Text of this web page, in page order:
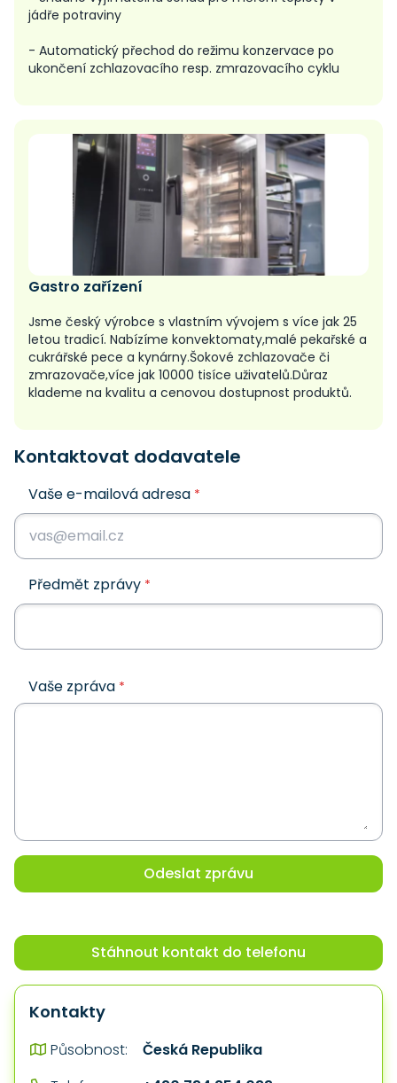
jádře potraviny
- Automatický přechod do režimu konzervace po
ukončení zchlazovacího resp. zmrazovacího cyklu
Gastro zařízení
Jsme český výrobce s vlastním vývojem s více jak 25
letou tradicí. Nabízíme konvektomaty,malé pekařské a
cukrářské pece a kynárny.Šokové zchlazovače či
zmrazovače,více jak 10000 tisíce uživatelů.Důraz
klademe na kvalitu a cenovou dostupnost produktů.
Kontaktovat dodavatele
Vaše e-mailová adresa *
Předmět zprávy *
Vaše zpráva *
Odeslat zprávu
Stáhnout kontakt do telefonu
Kontakty
Působnost:
Česká Republika